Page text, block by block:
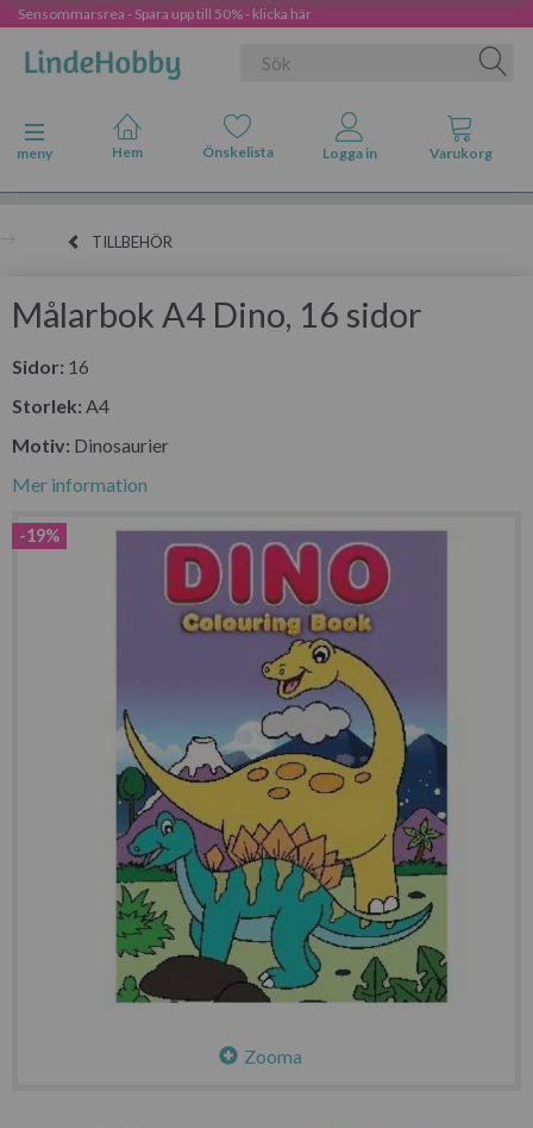
Sensommarsrea - Spara upp till 50% - klicka här
Ändra navigering
meny
TILLBEHÖR
Målarbok A4 Dino, 16 sidor
Sidor: 16
Storlek: A4
Motiv: Dinosaurier
Mer information
-19%
Zooma